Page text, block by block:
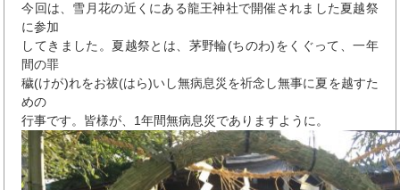
今回は、雪月花の近くにある龍王神社で開催されました夏越祭
に参加
してきました。夏越祭とは、茅野輪(ちのわ)をくぐって、一年
間の罪
穢(けが)れをお祓(はら)いし無病息災を祈念し無事に夏を越すた
めの
行事です。皆様が、1年間無病息災でありますように。